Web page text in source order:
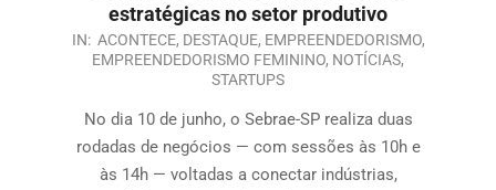
estratégicas no setor produtivo
IN: ACONTECE, DESTAQUE, EMPREENDEDORISMO,
EMPREENDEDORISMO FEMININO, NOTÍCIAS,
STARTUPS
No dia 10 de junho, o Sebrae-SP realiza duas
rodadas de negócios — com sessões às 10h e
às 14h — voltadas a conectar indústrias,